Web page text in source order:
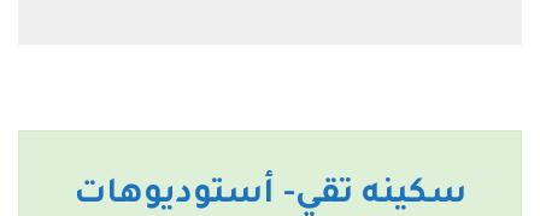
سكينه تقي- أستوديوهات